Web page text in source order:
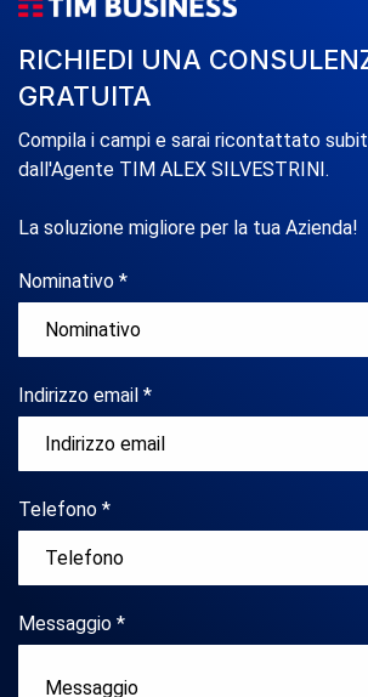
RICHIEDI UNA
GRATUITA
Compila i campi e sarai ricontattato
dall'Agente TIM ALEX SILVESTRINI.
La soluzione migliore per la tua Azienda!
Nominativo *
Indirizzo email *
Telefono *
Messaggio *